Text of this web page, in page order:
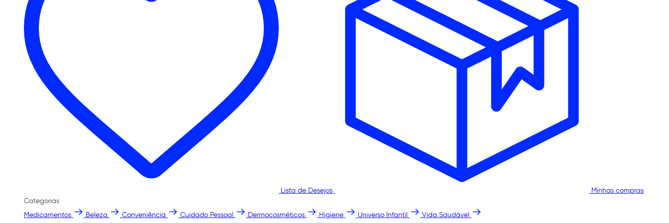
Lista de Desejos
Minhas compras
Categorias
Medicamentos
Beleza Conveniência Cuidado Pessoal Dermocosméticos Higiene Universo Infantil Vida Saudável